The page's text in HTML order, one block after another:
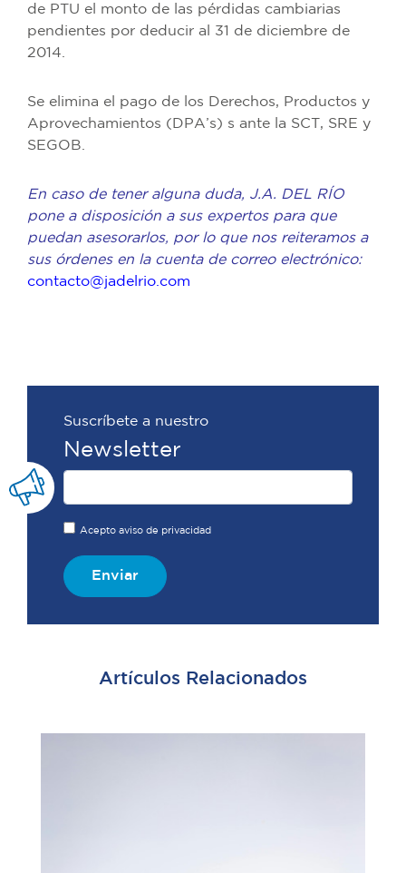
de PTU el monto de las pérdidas cambiarias
pendientes por deducir al 31 de diciembre de
2014.
Se elimina el pago de los Derechos, Productos y
Aprovechamientos (DPA’s) s ante la SCT, SRE y
SEGOB.
En caso de tener alguna duda, J.A. DEL RÍO
pone a disposición a sus expertos para que
puedan asesorarlos, por lo que nos reiteramos a
sus órdenes en la cuenta de correo electrónico:
contacto@jadelrio.com
Suscríbete a nuestro
Newsletter
Acepto aviso de privacidad
Enviar
Artículos Relacionados